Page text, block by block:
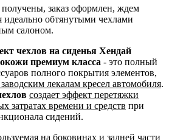
заказ оформлен, ждем
идеально обтянутыми чехлами
салоном.
чехлов на сиденья Хендай
премиум класса - это полный
полного покрытия элементов,
лекалам кресел автомобиля.
создает эффект перетяжки
затратах времени и средств при
сидений.
на боковинах и задней части